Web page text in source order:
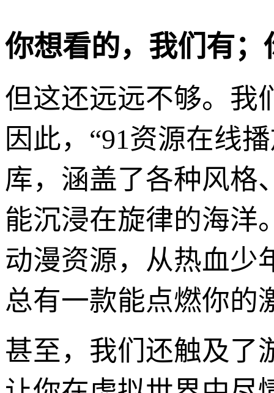
你想看的，我们有
但这还远远不够。我
因此，“91资源在线
库，涵盖了各种风格
能沉浸在旋律的海洋
动漫资源，从热血少
总有一款能点燃你的
甚至，我们还触及了